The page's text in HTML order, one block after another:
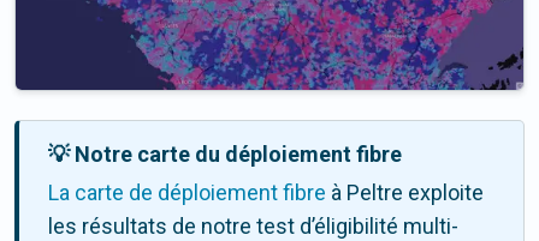
💡 Notre carte du déploiement fibre
La carte de déploiement fibre à Peltre exploite
les résultats de notre test d’éligibilité multi-